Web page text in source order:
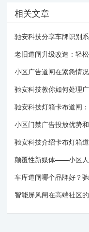
相关文章
驰安科技分享车牌识别
老旧道闸升级改造：轻
小区广告道闸在紧急情
驰安科技教你如何处理
驰安科技灯箱卡布道闸
小区门禁广告投放优势
驰安科技介绍卡布灯箱
颠覆性新媒体——小区
车库道闸哪个品牌好？
智能屏风闸在高端社区